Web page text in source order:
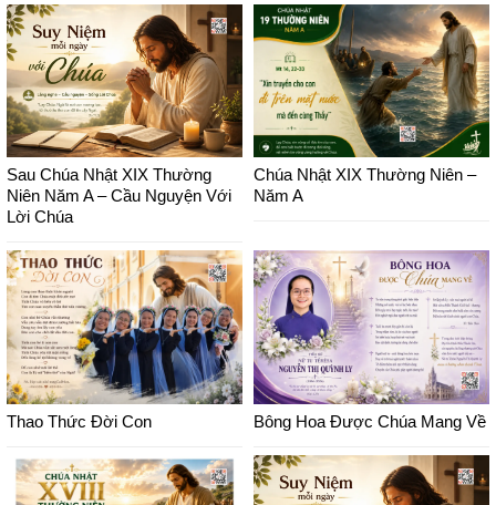
Sau Chúa Nhật XIX Thường
Niên Năm A – Cầu Nguyện Với
Lời Chúa
Chúa Nhật XIX Thường Niên –
Năm A
Thao Thức Đời Con Bông Hoa Được Chúa Mang Về